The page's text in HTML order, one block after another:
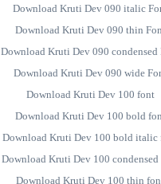
Download Kruti Dev 090 italic
Download Kruti Dev 090 thin
Download Kruti Dev 090 condensed
Download Kruti Dev 090 wide
Download Kruti Dev 100 font
Download Kruti Dev 100 bold
Download Kruti Dev 100 bold italic
Download Kruti Dev 100
Download Kruti Dev 100 thin